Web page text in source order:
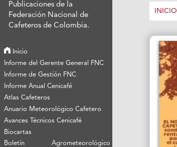
Publicaciones de la
Federación Nacional de
Cafeteros de Colombia.
Inicio
Informe del Gerente General FNC
Informe de Gestión FNC
Informe Anual Cenicafé
Atlas Cafeteros
Anuario Meteorológico Cafetero
Avances Técnicos Cenicafé
Biocartas
Boletín Agrometeorológico
INICIO